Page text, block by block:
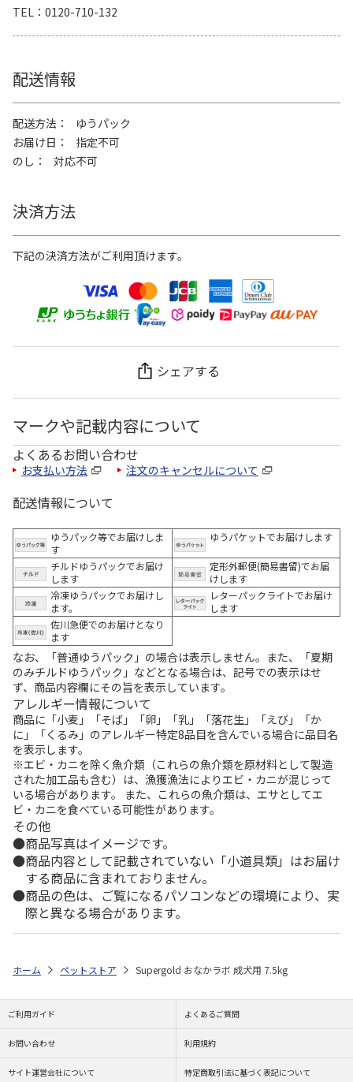
TEL
0120-710-132
配送情報
配送方法
ゆうパック
お届け日
指定不可
のし
対応不可
決済方法
下記の決済方法がご利用頂けます。
シェアする
マークや記載内容について
よくあるお問い合わせ
お支払い方法 注文のキャンセルについて
配送情報について
ゆうパック等でお届けしま
す
ゆうパケットでお届けします
チルドゆうパックでお届け
します
定形外郵便(簡易書留)でお届
けします
冷凍ゆうパックでお届けし
ます。
レターパックライトでお届け
します
佐川急便でのお届けとなり
ます
なお、「普通ゆうパック」の場合は表示しません。また、「夏期
のみチルドゆうパック」などとなる場合は、記号での表示はせ
ず、商品内容欄にその旨を表示しています。
アレルギー情報について
商品に「小麦」「そば」「卵」「乳」「落花生」「えび」「か
に」「くるみ」のアレルギー特定8品目を含んでいる場合に品目名
を表示します。
※エビ・カニを除く魚介類（これらの魚介類を原材料として製造
された加工品も含む）は、漁獲漁法によりエビ・カニが混じって
いる場合があります。 また、これらの魚介類は、エサとしてエ
ビ・カニを食べている可能性があります。
その他
商品写真はイメージです。
商品内容として記載されていない「小道具類」はお届け
する商品に含まれておりません。
商品の色は、ご覧になるパソコンなどの環境により、実
際と異なる場合があります。
ホーム ペットストア Supergold おなかラボ 成犬用 7.5kg
ご利用ガイド よくあるご質問
お問い合わせ 利用規約
サイト運営会社について 特定商取引法に基づく表記について